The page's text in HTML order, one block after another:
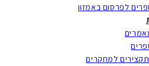
לפרסום באמזון
למחקרים